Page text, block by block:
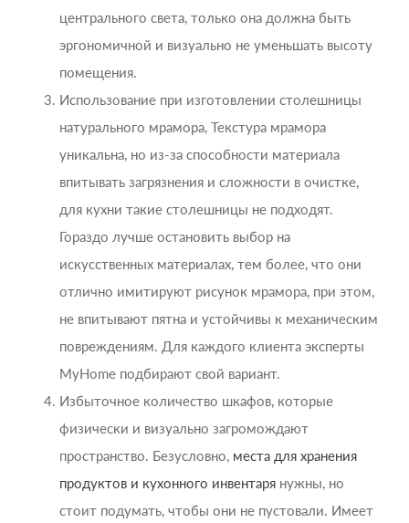
центрального света, только она должна быть
эргономичной и визуально не уменьшать высоту
помещения.
Использование при изготовлении столешницы
натурального мрамора, Текстура мрамора
уникальна, но из-за способности материала
впитывать загрязнения и сложности в очистке,
для кухни такие столешницы не подходят.
Гораздо лучше остановить выбор на
искусственных материалах, тем более, что они
отлично имитируют рисунок мрамора, при этом,
не впитывают пятна и устойчивы к механическим
повреждениям. Для каждого клиента эксперты
MyHome подбирают свой вариант.
Избыточное количество шкафов, которые
физически и визуально загромождают
пространство. Безусловно, места для хранения
продуктов и кухонного инвентаря нужны, но
стоит подумать, чтобы они не пустовали. Имеет